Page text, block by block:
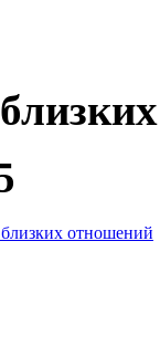
отношений